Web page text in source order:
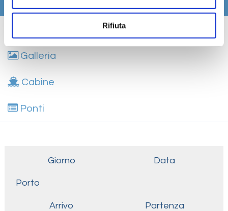
Rifiuta
Galleria
Cabine
Ponti
Giorno Data
Porto
Arrivo Partenza